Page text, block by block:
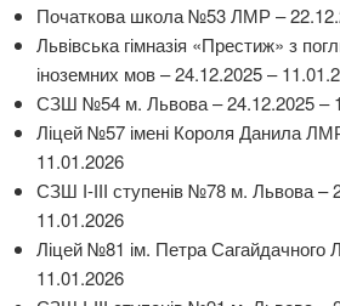
Початкова школа №53 ЛМР –
Львівська гімназія «Престиж» з
іноземних мов – 24.12.2025 –
СЗШ №54 м. Львова – 24.12.2025 –
Ліцей №57 імені Короля Данила
11.01.2026
СЗШ І-ІІІ ступенів №78 м. Львова –
11.01.2026
Ліцей №81 ім. Петра Сагайдачного
11.01.2026